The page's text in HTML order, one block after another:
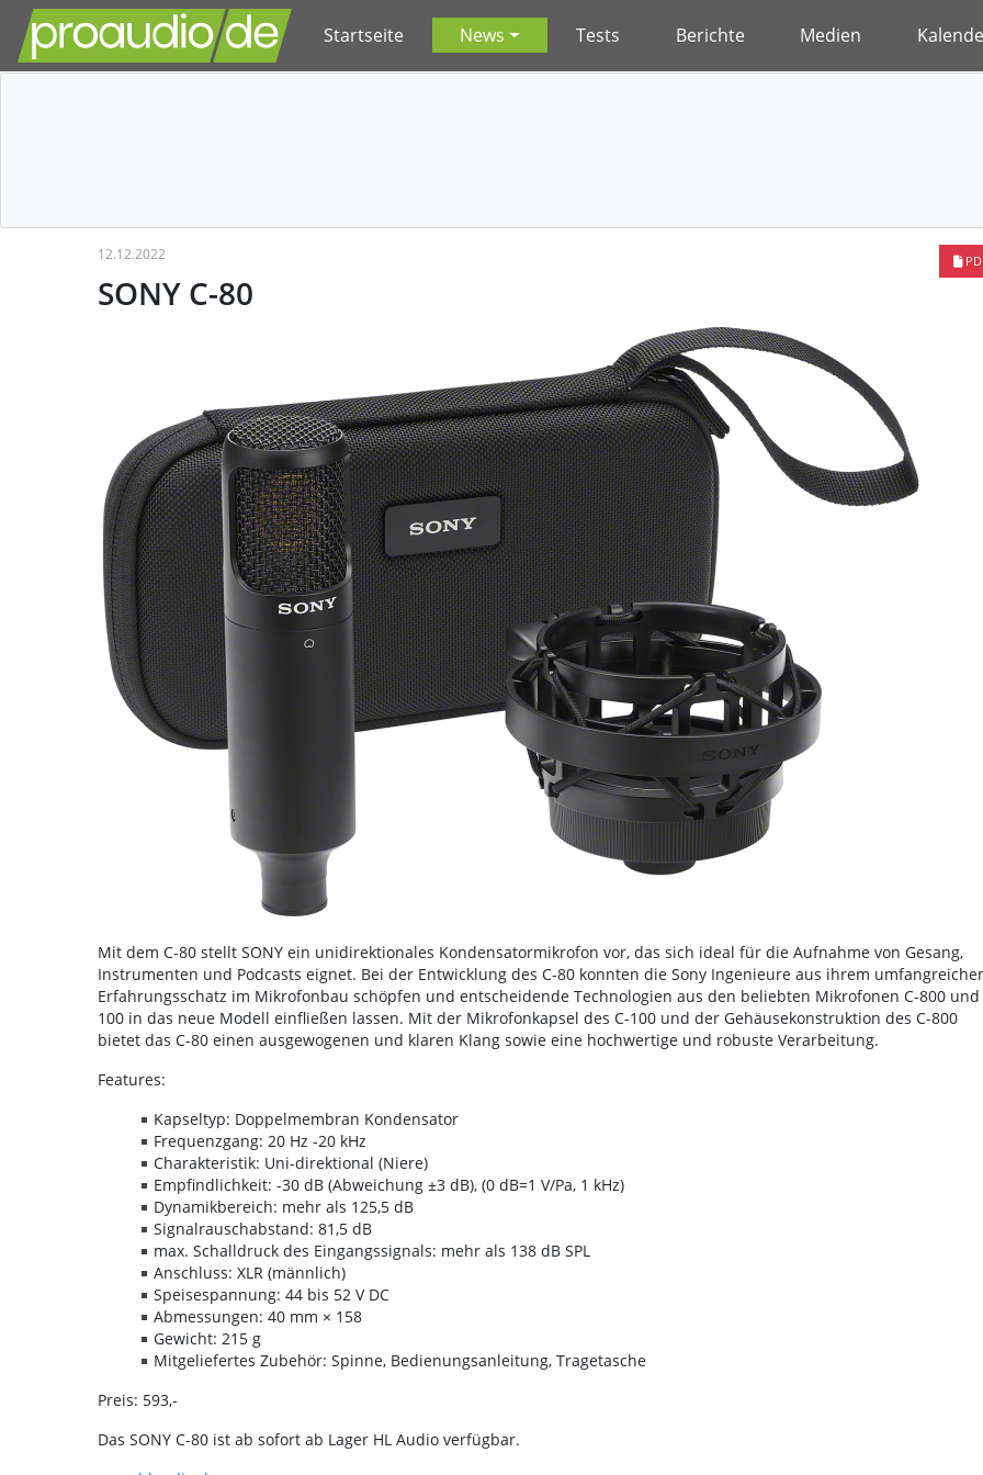
Startseite News Tests Berichte Medien
12.12.2022
SONY C-80
Mit dem C-80 stellt SONY ein unidirektionales Kondensatormikrofon vor, das sich ideal für die Aufnahme von Gesang,
Instrumenten und Podcasts eignet. Bei der Entwicklung des C-80 konnten die Sony Ingenieure aus ihrem
Erfahrungsschatz im Mikrofonbau schöpfen und entscheidende Technologien aus den beliebten Mikrofonen C-800 und
100 in das neue Modell einfließen lassen. Mit der Mikrofonkapsel des C-100 und der Gehäusekonstruktion des C-800
bietet das C-80 einen ausgewogenen und klaren Klang sowie eine hochwertige und robuste Verarbeitung.
Features:
Kapseltyp: Doppelmembran Kondensator
Frequenzgang: 20 Hz -20 kHz
Charakteristik: Uni-direktional (Niere)
Empfindlichkeit: -30 dB (Abweichung ±3 dB), (0 dB=1 V/Pa, 1 kHz)
Dynamikbereich: mehr als 125,5 dB
Signalrauschabstand: 81,5 dB
max. Schalldruck des Eingangssignals: mehr als 138 dB SPL
Anschluss: XLR (männlich)
Speisespannung: 44 bis 52 V DC
Abmessungen: 40 mm × 158
Gewicht: 215 g
Mitgeliefertes Zubehör: Spinne, Bedienungsanleitung, Tragetasche
Preis: 593,-
Das SONY C-80 ist ab sofort ab Lager HL Audio verfügbar.